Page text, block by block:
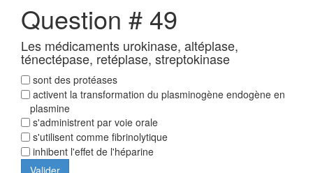
Question # 49
Les médicaments urokinase, altéplase,
ténectépase, retéplase, streptokinase
sont des protéases
activent la transformation du plasminogène endogène en
plasmine
s'administrent par voie orale
s'utilisent comme fibrinolytique
inhibent l'effet de l'héparine